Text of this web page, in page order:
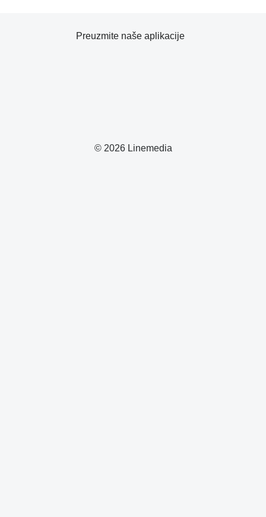
© 2026 Linemedia
Preuzmite naše aplikacije